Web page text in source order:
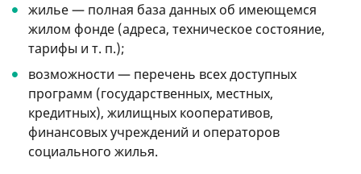
жилье — полная база данных об имеющемся
жилом фонде (адреса, техническое состояние,
тарифы и т. п.);
возможности — перечень всех доступных
программ (государственных, местных,
кредитных), жилищных кооперативов,
финансовых учреждений и операторов
социального жилья.